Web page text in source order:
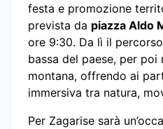
festa e promozione
prevista da piazza Aldo
ore 9:30. Da lì il
bassa del paese, per poi
montana, offrendo ai
immersiva tra natura,
Per Zagarise sarà